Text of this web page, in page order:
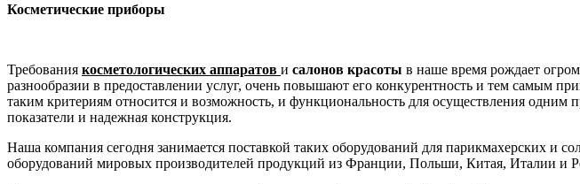
Косметические приборы
Требования косметологических аппаратов и салонов красоты в наше время рождает
разнообразии в предоставлении услуг, очень повышают его конкурентность и тем самым
таким критериям относится и возможность, и функциональность для осуществления
показатели и надежная конструкция.
Наша компания сегодня занимается поставкой таких оборудований для парикмахерских и
оборудований мировых производителей продукций из Франции, Польши, Китая, Италии и